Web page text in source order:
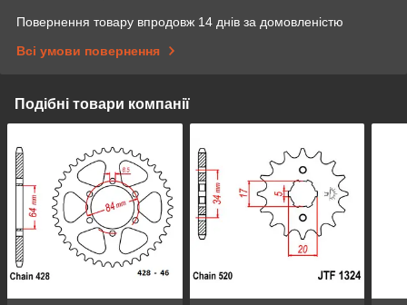
Повернення товару впродовж 14 днів за домовленістю
Всі умови повернення
Подібні товари компанії